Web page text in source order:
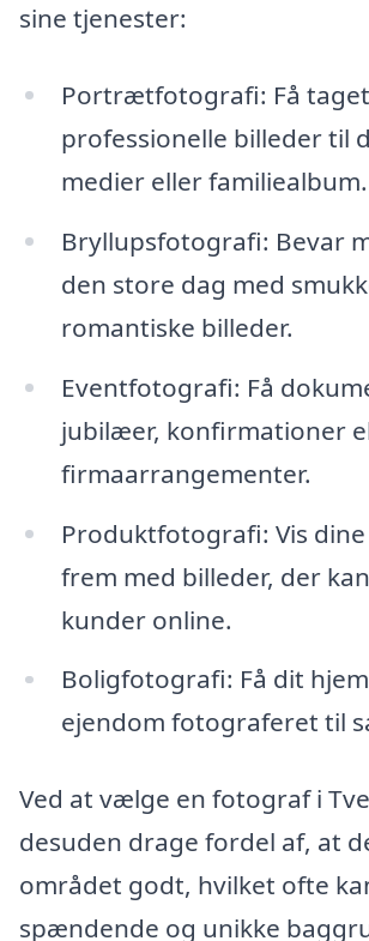
sine tjenester:
Portrætfotografi: Få taget
professionelle billeder til
medier eller familiealbum.
Bryllupsfotografi: Bevar
den store dag med
romantiske billeder.
Eventfotografi: Få
jubilæer, konfirmationer
firmaarrangementer.
Produktfotografi: Vis
frem med billeder, der
kunder online.
Boligfotografi: Få dit
ejendom fotograferet til
Ved at vælge en fotograf i
desuden drage fordel af, at
området godt, hvilket ofte
spændende og unikke